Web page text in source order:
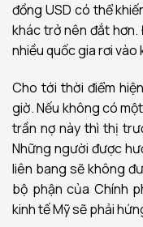
đồng USD có thể
khác trở nên đắt
nhiều quốc gia rơi
Cho tới thời điểm
giờ. Nếu không có
trần nợ này thì thị
Những người được
liên bang sẽ không
bộ phận của Chính
kinh tế Mỹ sẽ phải